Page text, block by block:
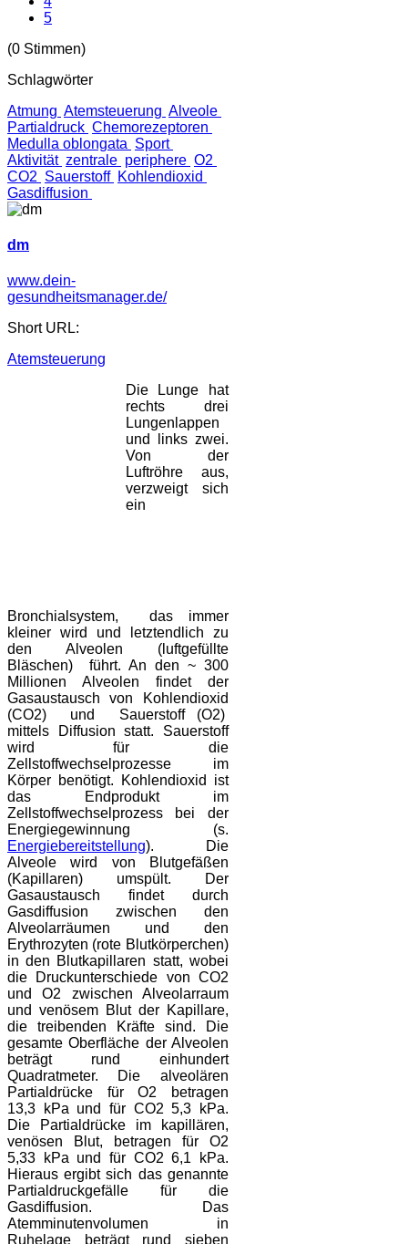
5
(0 Stimmen)
Schlagwörter
Atmung Atemsteuerung Alveole
Partialdruck Chemorezeptoren
Medulla oblongata Sport
Aktivität zentrale periphere O2
CO2 Sauerstoff Kohlendioxid
Gasdiffusion
dm
www.dein-
gesundheitsmanager.de/
Short URL:
Atemsteuerung
Die Lunge hat
rechts drei
Lungenlappen
und links zwei.
Von der
Luftröhre aus,
verzweigt sich
ein
Bronchialsystem, das immer
kleiner wird und letztendlich zu
den Alveolen (luftgefüllte
Bläschen) führt. An den ~ 300
Millionen Alveolen findet der
Gasaustausch von Kohlendioxid
(CO2) und Sauerstoff (O2)
mittels Diffusion statt. Sauerstoff
wird für die
Zellstoffwechselprozesse im
Körper benötigt. Kohlendioxid ist
das Endprodukt im
Zellstoffwechselprozess bei der
Energiegewinnung (s.
Energiebereitstellung). Die
Alveole wird von Blutgefäßen
(Kapillaren) umspült. Der
Gasaustausch findet durch
Gasdiffusion zwischen den
Alveolarräumen und den
Erythrozyten (rote Blutkörperchen)
in den Blutkapillaren statt, wobei
die Druckunterschiede von CO2
und O2 zwischen Alveolarraum
und venösem Blut der Kapillare,
die treibenden Kräfte sind. Die
gesamte Oberfläche der Alveolen
beträgt rund einhundert
Quadratmeter. Die alveolären
Partialdrücke für O2 betragen
13,3 kPa und für CO2 5,3 kPa.
Die Partialdrücke im kapillären,
venösen Blut, betragen für O2
5,33 kPa und für CO2 6,1 kPa.
Hieraus ergibt sich das genannte
Partialdruckgefälle für die
Gasdiffusion. Das
Atemminutenvolumen in
Ruhelage beträgt rund sieben